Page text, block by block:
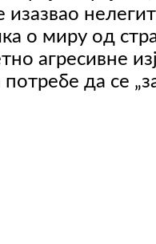
изазвао
о миру од
агресивне
потребе да се